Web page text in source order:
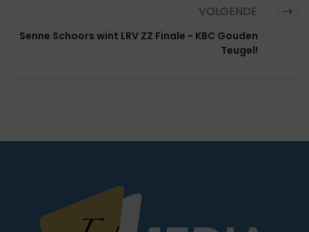
VOLGENDE
Senne Schoors wint LRV ZZ Finale - KBC Gouden
Teugel!